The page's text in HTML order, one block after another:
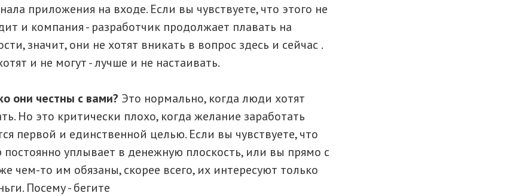
приложения на входе. Если вы чувствуете, что этого не
и компания - разработчик продолжает плавать на
значит, они не хотят вникать в вопрос здесь и сейчас .
и не могут - лучше и не настаивать.
они честны с вами? Это нормально, когда люди хотят
Но это критически плохо, когда желание заработать
первой и единственной целью. Если вы чувствуете, что
постоянно уплывает в денежную плоскость, или вы прямо с
чем-то им обязаны, скорее всего, их интересуют только
Посему - бегите